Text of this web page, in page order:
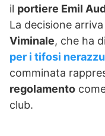
il portiere Emil
La decisione
Viminale, che ha
per i tifosi
comminata
regolamento
club.